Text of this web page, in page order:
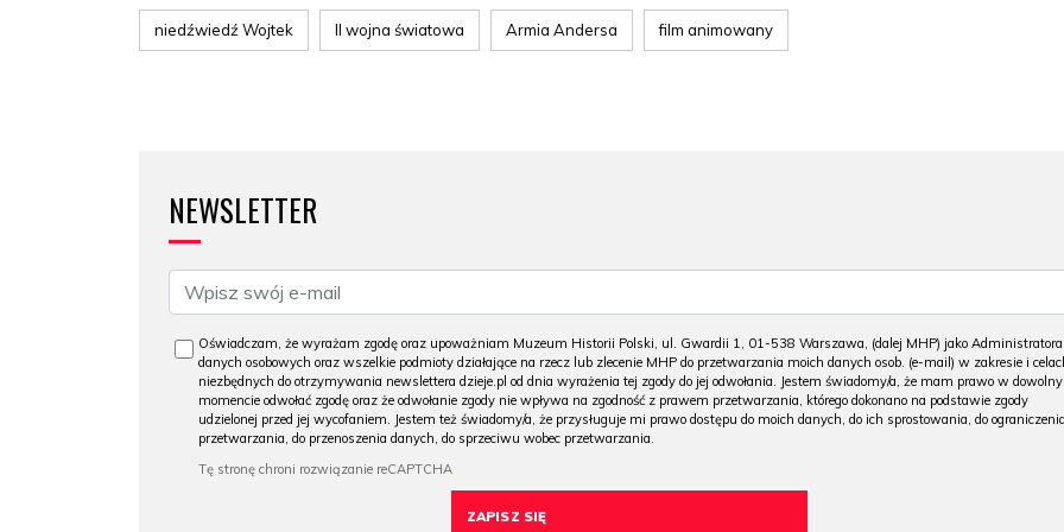
niedźwiedź Wojtek II wojna światowa Armia Andersa film animowany
NEWSLETTER
Oświadczam, że wyrażam zgodę oraz upoważniam Muzeum Historii Polski, ul. Gwardii 1, 01-538 Warszawa, (dalej MHP) jako Administratora
danych osobowych oraz wszelkie podmioty działające na rzecz lub zlecenie MHP do przetwarzania moich danych osob. (e-mail) w zakresie i
niezbędnych do otrzymywania newslettera dzieje.pl od dnia wyrażenia tej zgody do jej odwołania. Jestem świadomy/a, że mam prawo w
momencie odwołać zgodę oraz że odwołanie zgody nie wpływa na zgodność z prawem przetwarzania, którego dokonano na podstawie zgody
udzielonej przed jej wycofaniem. Jestem też świadomy/a, że przysługuje mi prawo dostępu do moich danych, do ich sprostowania, do ograniczenia
przetwarzania, do przenoszenia danych, do sprzeciwu wobec przetwarzania.